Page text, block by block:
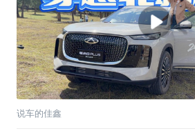
说车的佳鑫